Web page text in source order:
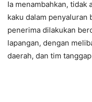
Ia menambahkan,
kaku dalam penyaluran
penerima dilakukan
lapangan, dengan
daerah, dan tim